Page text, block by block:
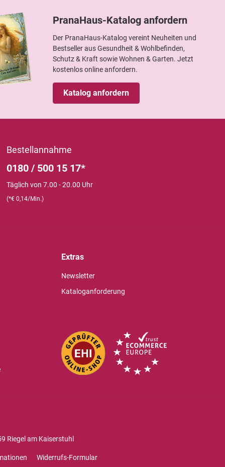
PranaHaus-Katalog anfordern
Der PranaHaus-Katalog vereint Neuheiten und
Bestseller aus Gesundheit & Wohlbefinden,
Schutz & Kraft sowie Wohnen & Garten. Jetzt
kostenlos online anfordern.
Katalog anfordern
Bestellannahme
0180 / 500 15 17*
Täglich von 7.00 - 20.00 Uhr
(*€ 0,14/Min.)
Extras
Newsletter
Kataloganforderung
Riegel am Kaiserstuhl
Widerrufs-Formular